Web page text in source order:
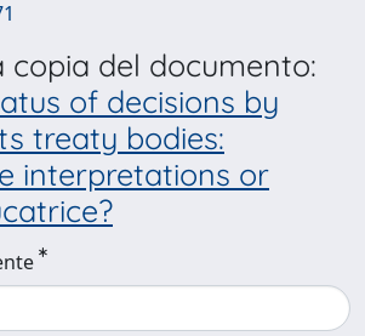
copia del documento:
of decisions by
treaty bodies:
interpretations or